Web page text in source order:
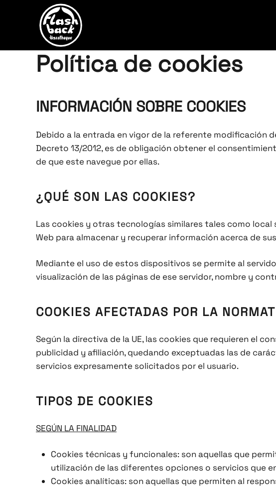
Skip to main content
Política de cookies
INFORMACIÓN SOBRE COOKIES
Debido a la entrada en vigor de la referente modificación
Decreto 13/2012, es de obligación obtener el
de que este navegue por ellas.
¿QUÉ SON LAS COOKIES?
Las cookies y otras tecnologías similares tales como
Web para almacenar y recuperar información acerca de
Mediante el uso de estos dispositivos se permite al
visualización de las páginas de ese servidor, nombre y
COOKIES AFECTADAS POR LA
Según la directiva de la UE, las cookies que requieren el
publicidad y afiliación, quedando exceptuadas las de
servicios expresamente solicitados por el usuario.
TIPOS DE COOKIES
SEGÚN LA FINALIDAD
Cookies técnicas y funcionales: son aquellas que
utilización de las diferentes opciones o servicios que
Cookies analíticas: son aquellas que permiten al